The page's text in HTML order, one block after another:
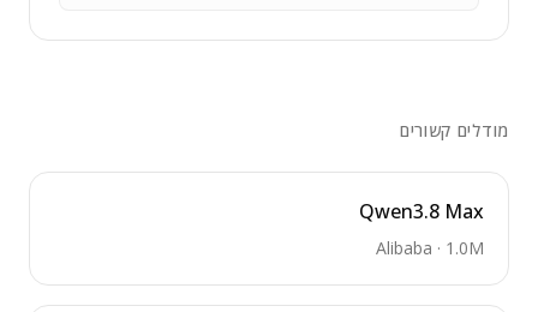
מודלים קשורים
Qwen3.8 Max
Alibaba · 1.0M